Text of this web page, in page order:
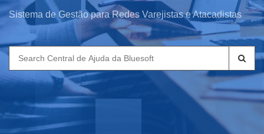
Sistema de Gestão para Redes Varejistas e Atacadistas
Search
for: